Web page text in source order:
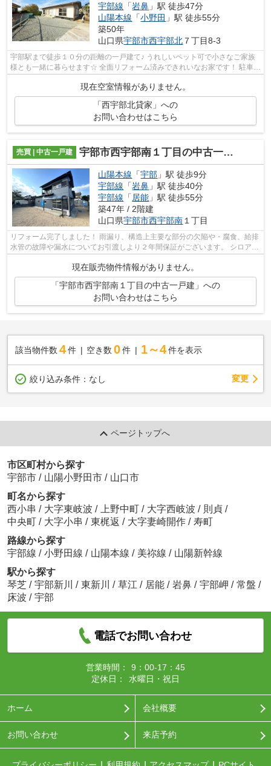
宇部線 「岩鼻 」駅 徒歩47分
山陽本線 「小野田 」駅 徒歩55分
築50年
山口県宇部市西宇部北 ７丁目8-3
宇部駅まで徒歩１０分の距離の一戸建て♪ うれしいペット可で小さなご家族
様とも一緒に暮らせます☆ 全面リフォーム済みできれいなお家です！ 駐車場
2台可能、平屋でのんびりと生活する...
現在空室情報がありません。
「西宇部北貸家」への
お問い合わせはこちら
売買 | 中古一戸建 宇部市西宇部南１丁目の中古一戸建
山陽本線 「宇部 」駅 徒歩9分
宇部線 「岩鼻 」駅 徒歩40分
宇部線 「 居能 」駅 徒歩55分
築47年 / 2階建
山口県宇部市西宇部南 １丁目
リフォーム完了しました！ 雨漏り、構造上主要な部分の欠陥や・腐食、給排
水管の故障や漏水についてお引渡しより２年間保証がございます。 シロアリ
現在販売物件情報がありません。
「宇部市西宇部南１丁目の中古一戸建」への
お問い合わせはこちら
該当物件数 4件 空き数 0 件 1～4 件を表示
絞り込み条件： なし 変更
ページトップへ
市区町村から探す
宇部市 / 山陽小野田市 / 山口市
町名から探す
西小串 / 大字東岐波 / 上野中町 / 大字西岐波 / 則貞 /
中央町 / 大字小串 / 東梶返 / 大字妻崎開作 / 寿町
路線から探す
宇部線 / 小野田線 / 山陽本線 / 美祢線 / 山陽新幹線
駅から探す
琴芝 / 宇部新川 / 東新川 / 草江 / 居能 / 岩鼻 / 宇部岬 / 常盤 /
床波 / 宇部
電話でお問い合わせ
営業時間：
9：00-17：45
定休日：
水曜日・祝日
ホーム 会社概要
お問い合わせ 来店予約